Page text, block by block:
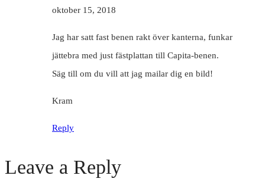
oktober 15, 2018
Jag har satt fast benen rakt över kanterna, funkar
jättebra med just fästplattan till Capita-benen.
Säg till om du vill att jag mailar dig en bild!
Kram
Reply
Leave a Reply